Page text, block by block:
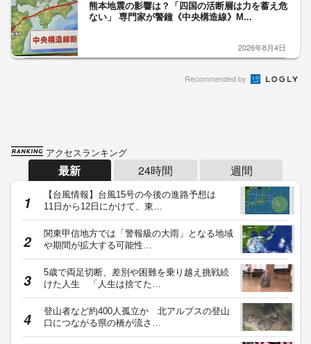
熊本地震の影響は？「四国の活断層は力を蓄え危
ない」 専門家が警鐘《中央構造線》M...
2026年8月4日
Recommended by
アクセスランキング
最新 24時間 週間
【台風情報】台風15号の今後の進路予想は
11日から12日にかけて、東…
関東甲信地方では「警報級の大雨」となる地域
や期間が拡大する可能性…
5歳で両足切断、差別や困難を乗り越え挑戦続
けた人生 「人生は捨てた…
登山者など約400人孤立か 北アルプスの登山
口につながる県の橋が流さ…